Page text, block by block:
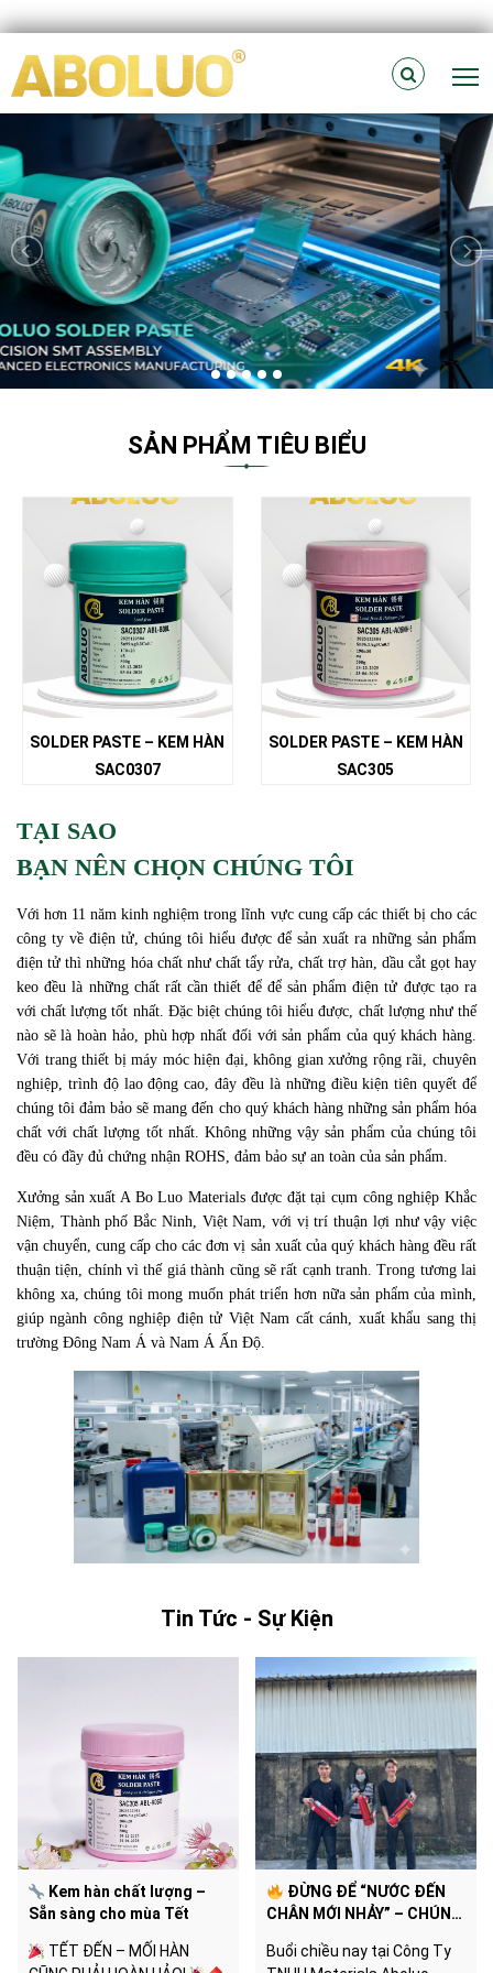
SẢN PHẨM TIÊU BIỂU
SOLDER PASTE – KEM HÀN
SAC0307
SOLDER PASTE – KEM HÀN
SAC305
TẠI SAO
BẠN NÊN CHỌN CHÚNG TÔI
Với hơn 11 năm kinh nghiệm trong lĩnh vực cung cấp các thiết bị cho các
công ty về điện tử, chúng tôi hiểu được để sản xuất ra những sản phẩm
điện tử thì những hóa chất như chất tẩy rửa, chất trợ hàn, dầu cắt gọt hay
keo đều là những chất rất cần thiết để để sản phẩm điện tử được tạo ra
với chất lượng tốt nhất. Đặc biệt chúng tôi hiểu được, chất lượng như thế
nào sẽ là hoàn hảo, phù hợp nhất đối với sản phẩm của quý khách hàng.
Với trang thiết bị máy móc hiện đại, không gian xưởng rộng rãi, chuyên
nghiệp, trình độ lao động cao, đây đều là những điều kiện tiên quyết để
chúng tôi đảm bảo sẽ mang đến cho quý khách hàng những sản phẩm hóa
chất với chất lượng tốt nhất. Không những vậy sản phẩm của chúng tôi
đều có đầy đủ chứng nhận ROHS, đảm bảo sự an toàn của sản phẩm.
Xưởng sản xuất A Bo Luo Materials được đặt tại cụm công nghiệp Khắc
Niệm, Thành phố Bắc Ninh, Việt Nam, với vị trí thuận lợi như vậy việc
vận chuyển, cung cấp cho các đơn vị sản xuất của quý khách hàng đều rất
thuận tiện, chính vì thế giá thành cũng sẽ rất cạnh tranh. Trong tương lai
không xa, chúng tôi mong muốn phát triển hơn nữa sản phẩm của mình,
giúp ngành công nghiệp điện tử Việt Nam cất cánh, xuất khẩu sang thị
trường Đông Nam Á và Nam Á Ấn Độ.
Tin Tức - Sự Kiện
Kem hàn chất lượng –
Sẵn sàng cho mùa Tết
TẾT ĐẾN – MỐI HÀN
ĐỪNG ĐỂ “NƯỚC ĐẾN
CHÂN MỚI NHẢY” – CHÚNG
TÌNH HUỐNG!
Buổi chiều nay tại Công Ty